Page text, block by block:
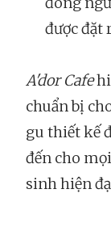
được đặt
A'dor Cafe
chuẩn bị
gu thiết kế
đến cho
sinh hiện